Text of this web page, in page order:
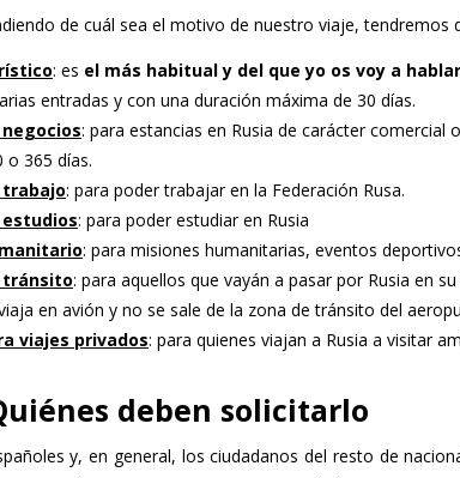
iendo de cuál sea el motivo de nuestro viaje, tendremos
: es el más habitual y del que yo os voy a
entradas y con una duración máxima de 30 días.
negocios: para estancias en Rusia de carácter comercial
o 365 días.
trabajo: para poder trabajar en la Federación Rusa.
estudios: para poder estudiar en Rusia
: para misiones humanitarias, eventos
tránsito: para aquellos que vayán a pasar por Rusia en
en avión y no se sale de la zona de tránsito del
viajes privados: para quienes viajan a Rusia a visitar
deben solicitarlo
y, en general, los ciudadanos del resto de